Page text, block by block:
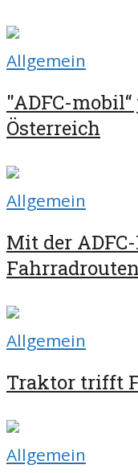
Allgemein
"ADFC-
Österreich
Allgemein
Mit der
Allgemein
Traktor trifft
Allgemein